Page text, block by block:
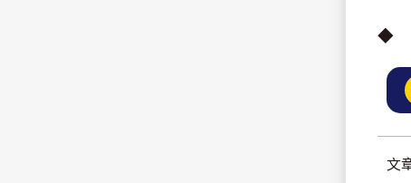
◆
文